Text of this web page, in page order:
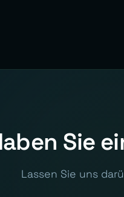
Sie
Lassen Sie uns